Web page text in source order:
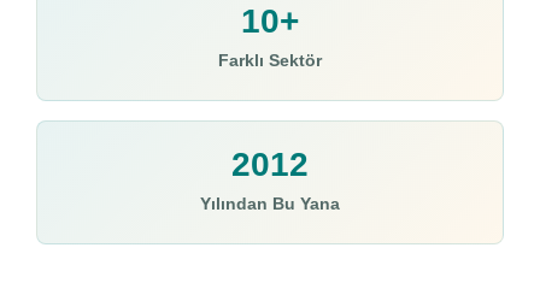
10+
Farklı Sektör
2012
Yılından Bu Yana